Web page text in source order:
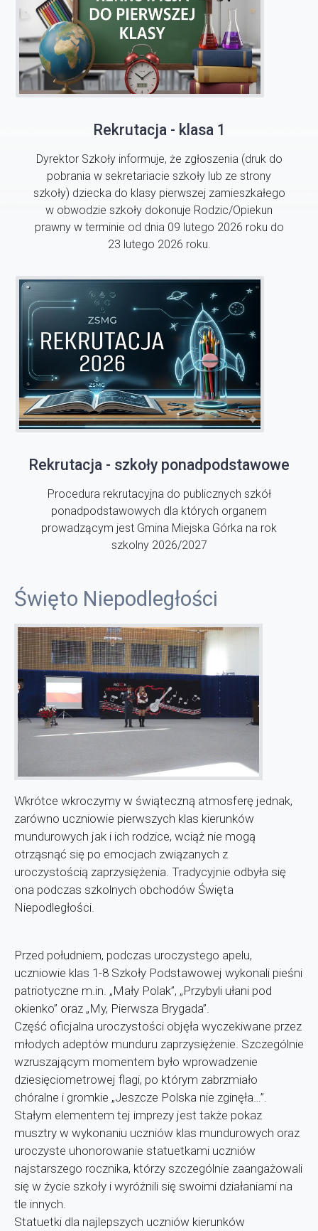
Rekrutacja - klasa 1
Dyrektor Szkoły informuje, że zgłoszenia (druk do
pobrania w sekretariacie szkoły lub ze strony
szkoły) dziecka do klasy pierwszej zamieszkałego
w obwodzie szkoły dokonuje Rodzic/Opiekun
prawny w terminie od dnia 09 lutego 2026 roku do
23 lutego 2026 roku.
Rekrutacja - szkoły ponadpodstawowe
Procedura rekrutacyjna do publicznych szkół
ponadpodstawowych dla których organem
prowadzącym jest Gmina Miejska Górka na rok
szkolny 2026/2027
Święto Niepodległości
Wkrótce wkroczymy w świąteczną atmosferę jednak,
zarówno uczniowie pierwszych klas kierunków
mundurowych jak i ich rodzice, wciąż nie mogą
otrząsnąć się po emocjach związanych z
uroczystością zaprzysiężenia. Tradycyjnie odbyła się
ona podczas szkolnych obchodów Święta
Niepodległości.
Przed południem, podczas uroczystego apelu,
uczniowie klas 1-8 Szkoły Podstawowej wykonali pieśni
patriotyczne m.in. „Mały Polak”, „Przybyli ułani pod
okienko” oraz „My, Pierwsza Brygada”.
Część oficjalna uroczystości objęła wyczekiwane przez
młodych adeptów munduru zaprzysiężenie. Szczególnie
wzruszającym momentem było wprowadzenie
dziesięciometrowej flagi, po którym zabrzmiało
chóralne i gromkie „Jeszcze Polska nie zginęła…”.
Stałym elementem tej imprezy jest także pokaz
musztry w wykonaniu uczniów klas mundurowych oraz
uroczyste uhonorowanie statuetkami uczniów
najstarszego rocznika, którzy szczególnie zaangażowali
się w życie szkoły i wyróżnili się swoimi działaniami na
tle innych.
Statuetki dla najlepszych uczniów kierunków